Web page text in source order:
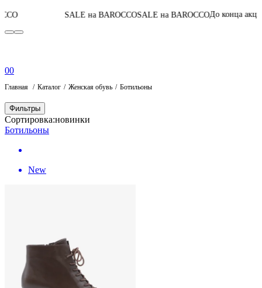
SALE на BAROCCOSALE на BAROCCOДо конца акции05:04:29:21
00
Главная Каталог Женская обувь Ботильоны
Фильтры
Сортировка:новинки
Ботильоны
New